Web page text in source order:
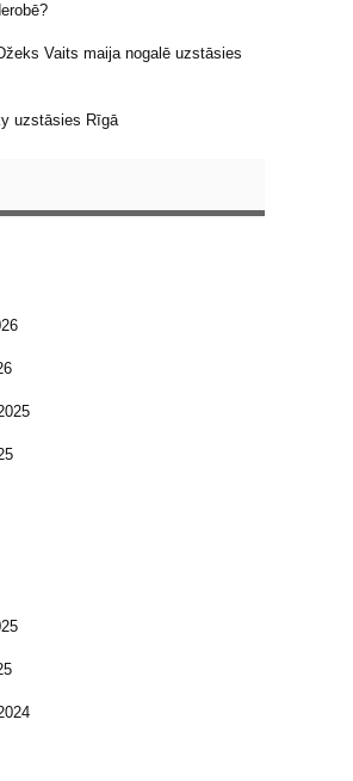
Vaits maija nogalē uzstāsies
uzstāsies Rīgā